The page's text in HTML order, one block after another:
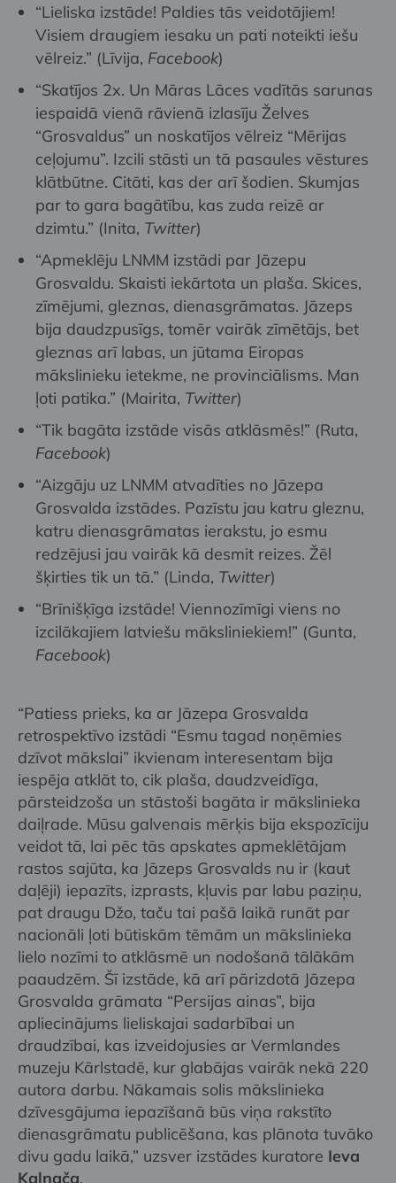
“Lieliska izstāde! Paldies tās veidotājiem!
Visiem draugiem iesaku un pati noteikti iešu
vēlreiz.” (Līvija, Facebook)
“Skatījos 2x. Un Māras Lāces vadītās sarunas
iespaidā vienā rāvienā izlasīju Želves
“Grosvaldus” un noskatījos vēlreiz “Mērijas
ceļojumu”. Izcili stāsti un tā pasaules vēstures
klātbūtne. Citāti, kas der arī šodien. Skumjas
par to gara bagātību, kas zuda reizē ar
dzimtu.” (Inita, Twitter)
“Apmeklēju LNMM izstādi par Jāzepu
Grosvaldu. Skaisti iekārtota un plaša. Skices,
zīmējumi, gleznas, dienasgrāmatas. Jāzeps
bija daudzpusīgs, tomēr vairāk zīmētājs, bet
gleznas arī labas, un jūtama Eiropas
mākslinieku ietekme, ne provinciālisms. Man
ļoti patika.” (Mairita, Twitter)
“Tik bagāta izstāde visās atklāsmēs!” (Ruta,
Facebook)
“Aizgāju uz LNMM atvadīties no Jāzepa
Grosvalda izstādes. Pazīstu jau katru gleznu,
katru dienasgrāmatas ierakstu, jo esmu
redzējusi jau vairāk kā desmit reizes. Žēl
šķirties tik un tā.” (Linda, Twitter)
“Brīnišķīga izstāde! Viennozīmīgi viens no
izcilākajiem latviešu māksliniekiem!” (Gunta,
Facebook)
“Patiess prieks, ka ar Jāzepa Grosvalda
retrospektīvo izstādi “Esmu tagad noņēmies
dzīvot mākslai” ikvienam interesentam bija
iespēja atklāt to, cik plaša, daudzveidīga,
pārsteidzoša un stāstoši bagāta ir mākslinieka
daiļrade. Mūsu galvenais mērķis bija ekspozīciju
veidot tā, lai pēc tās apskates apmeklētājam
rastos sajūta, ka Jāzeps Grosvalds nu ir (kaut
daļēji) iepazīts, izprasts, kļuvis par labu paziņu,
pat draugu Džo, taču tai pašā laikā runāt par
nacionāli ļoti būtiskām tēmām un mākslinieka
lielo nozīmi to atklāsmē un nodošanā tālākām
paaudzēm. Šī izstāde, kā arī pārizdotā Jāzepa
Grosvalda grāmata “Persijas ainas”, bija
apliecinājums lieliskajai sadarbībai un
draudzībai, kas izveidojusies ar Vermlandes
muzeju Kārlstadē, kur glabājas vairāk nekā 220
autora darbu. Nākamais solis mākslinieka
dzīvesgājuma iepazīšanā būs viņa rakstīto
dienasgrāmatu publicēšana, kas plānota tuvāko
divu gadu laikā,” uzsver izstādes kuratore Ieva
Kalnača.